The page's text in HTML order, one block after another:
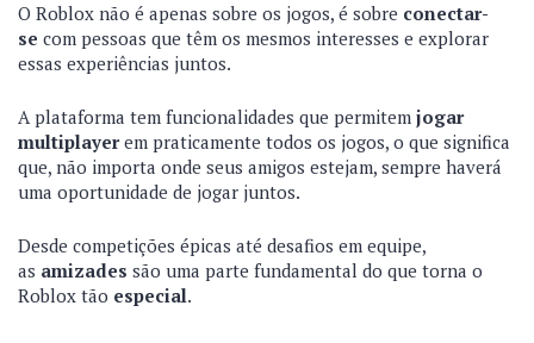
O Roblox não é apenas sobre os jogos, é sobre conectar-
se com pessoas que têm os mesmos interesses e explorar
essas experiências juntos.
A plataforma tem funcionalidades que permitem jogar
multiplayerem praticamente todos os jogos, o que significa
que, não importa onde seus amigos estejam, sempre haverá
uma oportunidade de jogar juntos.
Desde competições épicas até desafios em equipe,
as amizades são uma parte fundamental do que torna o
Roblox tão especial.